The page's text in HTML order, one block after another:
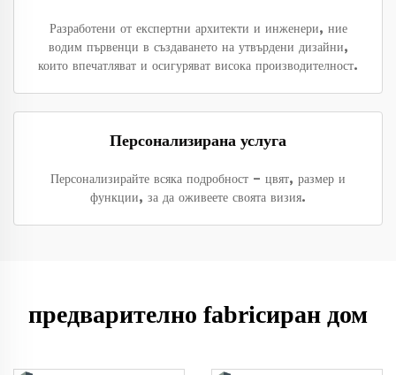
Разработени от експертни архитекти и инженери, ние
водим първенци в създаването на утвърдени дизайни,
които впечатляват и осигуряват висока производителност.
Персонализирана услуга
Персонализирайте всяка подробност – цвят, размер и
функции, за да оживеете своята визия.
предварително fabricиран дом